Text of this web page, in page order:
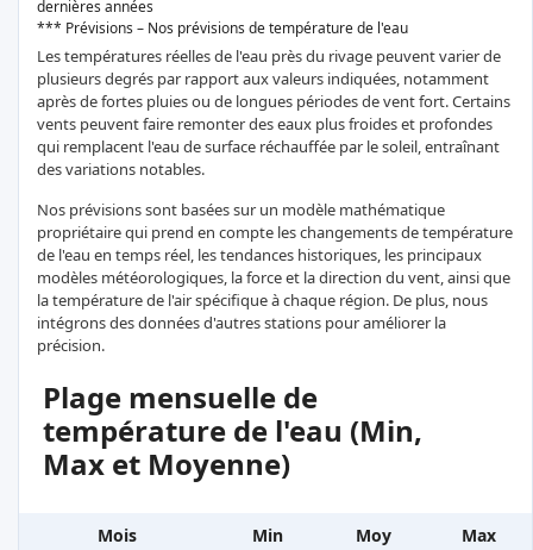
dernières années
*** Prévisions – Nos prévisions de température de l'eau
Les températures réelles de l'eau près du rivage peuvent varier de
plusieurs degrés par rapport aux valeurs indiquées, notamment
après de fortes pluies ou de longues périodes de vent fort. Certains
vents peuvent faire remonter des eaux plus froides et profondes
qui remplacent l'eau de surface réchauffée par le soleil, entraînant
des variations notables.
Nos prévisions sont basées sur un modèle mathématique
propriétaire qui prend en compte les changements de température
de l'eau en temps réel, les tendances historiques, les principaux
modèles météorologiques, la force et la direction du vent, ainsi que
la température de l'air spécifique à chaque région. De plus, nous
intégrons des données d'autres stations pour améliorer la
précision.
Plage mensuelle de
température de l'eau (Min,
Max et Moyenne)
Mois Min Moy
Max